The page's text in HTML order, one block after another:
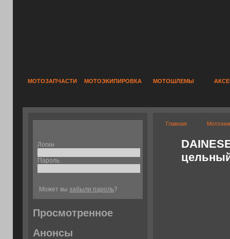
МОТОЗАПЧАСТИ МОТОЭКИПИРОВКА МОТОШЛЕМЫ
Логин
Пароль
Может вы забыли пароль?
Просмотренное
Анонсы
Главная